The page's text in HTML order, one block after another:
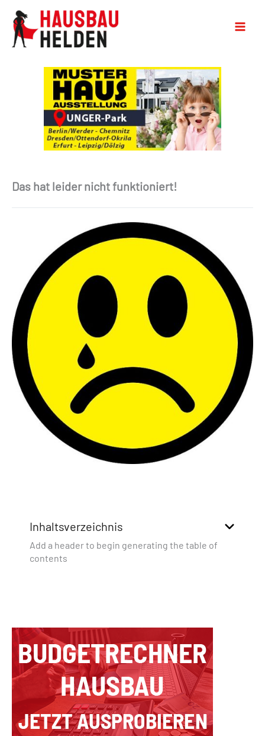
Das hat leider nicht funktioniert!
Inhaltsverzeichnis
Add a header to begin generating the table of
contents